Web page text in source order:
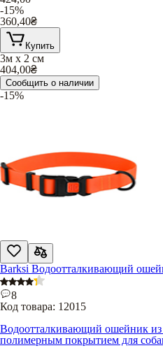
-15%
360,40₴
Купить
3м х 2 см
404,00₴
Сообщить о наличии
-15%
Barksi Водоотталкивающий
8
Код товара: 12015
Водоотталкивающий ошейник
полимерным покрытием для